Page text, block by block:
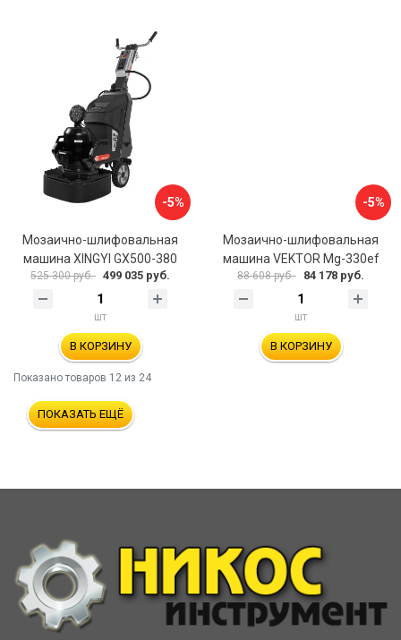
-5%
Мозаично-шлифовальная
машина XINGYI GX500-380
525 300 руб. 499 035 руб.
шт
В КОРЗИНУ
-5%
Мозаично-шлифовальная
машина VEKTOR Mg-330ef
88 608 руб. 84 178 руб.
шт
В КОРЗИНУ
Показано товаров 12 из 24
ПОКАЗАТЬ ЕЩЁ